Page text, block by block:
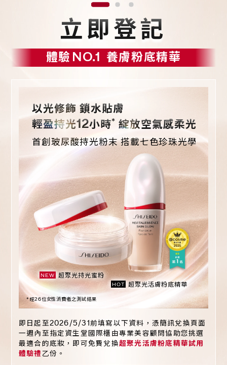
立即登記
體驗 NO.1 養膚粉底精華
以光修飾 鎖水貼膚
輕盈持光12小時* 綻放空氣感柔光
首創玻尿酸持光粉末 搭載七色珍珠光學
NEW 超聚光持光蜜粉
HOT 超聚光活膚粉底精華
*經26位女性消費者之測試結果
即日起至2026/5/31前填寫以下資料，憑簡訊兌換頁面
一週內至指定資生堂國際櫃由專業美容顧問協助您挑選
最適合的底妝，即可免費兌換超聚光活膚粉底精華試用
體驗禮 乙份。